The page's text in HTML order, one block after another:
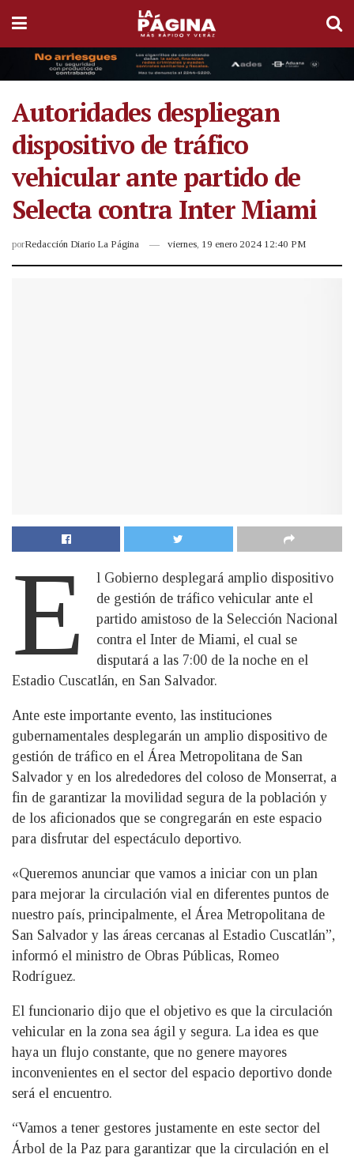
Autoridades despliegan
dispositivo de tráfico
vehicular ante partido de
Selecta contra Inter Miami
porRedacción Diario La Página viernes, 19 enero 2024 12:40 PM
E
l Gobierno desplegará amplio dispositivo
de gestión de tráfico vehicular ante el
partido amistoso de la Selección Nacional
contra el Inter de Miami, el cual se
disputará a las 7:00 de la noche en el
Estadio Cuscatlán, en San Salvador.
Ante este importante evento, las instituciones
gubernamentales desplegarán un amplio dispositivo de
gestión de tráfico en el Área Metropolitana de San
Salvador y en los alrededores del coloso de Monserrat, a
fin de garantizar la movilidad segura de la población y
de los aficionados que se congregarán en este espacio
para disfrutar del espectáculo deportivo.
«Queremos anunciar que vamos a iniciar con un plan
para mejorar la circulación vial en diferentes puntos de
nuestro país, principalmente, el Área Metropolitana de
San Salvador y las áreas cercanas al Estadio Cuscatlán”,
informó el ministro de Obras Públicas, Romeo
Rodríguez.
El funcionario dijo que el objetivo es que la circulación
vehicular en la zona sea ágil y segura. La idea es que
haya un flujo constante, que no genere mayores
inconvenientes en el sector del espacio deportivo donde
será el encuentro.
“Vamos a tener gestores justamente en este sector del
Árbol de la Paz para garantizar que la circulación en el